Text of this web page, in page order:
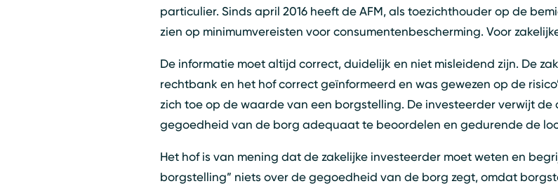
particulier. Sinds april 2016 heeft de AFM, als toezichthouder op de
zien op minimumvereisten voor consumentenbescherming. Voor
De informatie moet altijd correct, duidelijk en niet misleidend zijn. De
rechtbank en het hof correct geïnformeerd en was gewezen op de
zich toe op de waarde van een borgstelling. De investeerder verwijt
gegoedheid van de borg adequaat te beoordelen en gedurende de
Het hof is van mening dat de zakelijke investeerder moet weten en
borgstelling” niets over de gegoedheid van de borg zegt, omdat